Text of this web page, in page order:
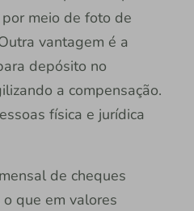
meio de foto de
vantagem é a
depósito no
a compensação.
física e jurídica
de cheques
que em valores